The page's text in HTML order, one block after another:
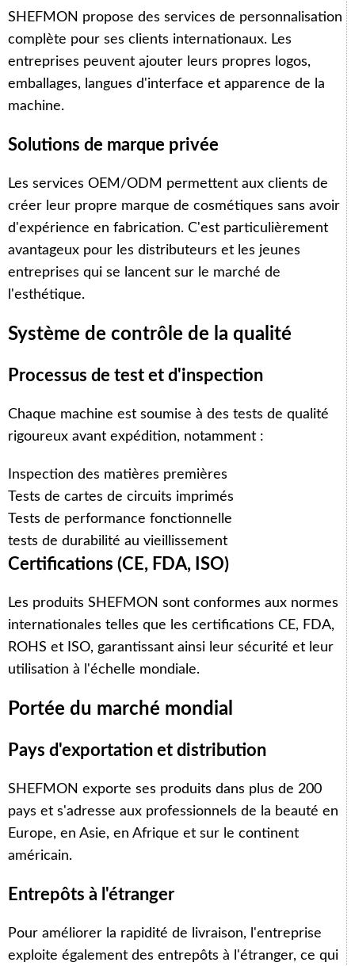
SHEFMON propose des services de personnalisation
complète pour ses clients internationaux. Les
entreprises peuvent ajouter leurs propres logos,
emballages, langues d'interface et apparence de la
machine.
Solutions de marque privée
Les services OEM/ODM permettent aux clients de
créer leur propre marque de cosmétiques sans avoir
d'expérience en fabrication. C'est particulièrement
avantageux pour les distributeurs et les jeunes
entreprises qui se lancent sur le marché de
l'esthétique.
Système de contrôle de la qualité
Processus de test et d'inspection
Chaque machine est soumise à des tests de qualité
rigoureux avant expédition, notamment :
Inspection des matières premières
Tests de cartes de circuits imprimés
Tests de performance fonctionnelle
tests de durabilité au vieillissement
Certifications (CE, FDA, ISO)
Les produits SHEFMON sont conformes aux normes
internationales telles que les certifications CE, FDA,
ROHS et ISO, garantissant ainsi leur sécurité et leur
utilisation à l'échelle mondiale.
Portée du marché mondial
Pays d'exportation et distribution
SHEFMON exporte ses produits dans plus de 200
pays et s'adresse aux professionnels de la beauté en
Europe, en Asie, en Afrique et sur le continent
américain.
Entrepôts à l'étranger
Pour améliorer la rapidité de livraison, l'entreprise
exploite également des entrepôts à l'étranger, ce qui